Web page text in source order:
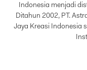
Indonesia menjadi
Ditahun 2002, PT.
Jaya Kreasi Indonesia